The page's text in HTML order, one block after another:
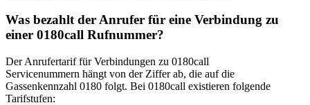
Was bezahlt der Anrufer für eine Verbindung zu
einer 0180call Rufnummer?
Der Anrufertarif für Verbindungen zu 0180call
Servicenummern hängt von der Ziffer ab, die auf die
Gassenkennzahl 0180 folgt. Bei 0180call existieren folgende
Tarifstufen: